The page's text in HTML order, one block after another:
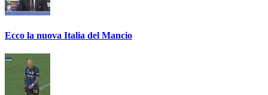
Ecco la nuova Italia del Mancio